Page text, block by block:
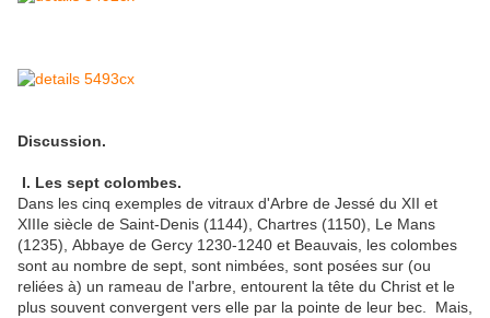
Discussion.
I. Les sept colombes.
Dans les cinq exemples de vitraux d'Arbre de Jessé du XII et
XIIIe siècle de Saint-Denis (1144), Chartres (1150), Le Mans
(1235), Abbaye de Gercy 1230-1240 et Beauvais, les colombes
sont au nombre de sept, sont nimbées, sont posées sur (ou
reliées à) un rameau de l'arbre, entourent la tête du Christ et le
plus souvent convergent vers elle par la pointe de leur bec. Mais,